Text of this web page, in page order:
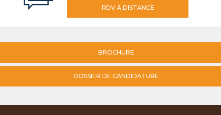
RDV À DISTANCE
BROCHURE
DOSSIER DE CANDIDATURE